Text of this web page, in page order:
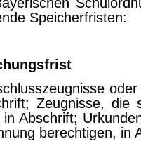
Spei­cher­fris­ten:
Zeug­nis­se, die
Ab­schrift;
be­rech­ti­gen, in